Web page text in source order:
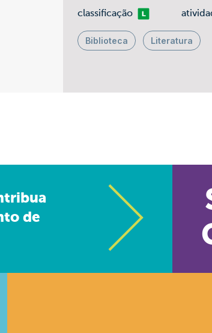
classificaçãoLivre
Biblioteca Literatura
de